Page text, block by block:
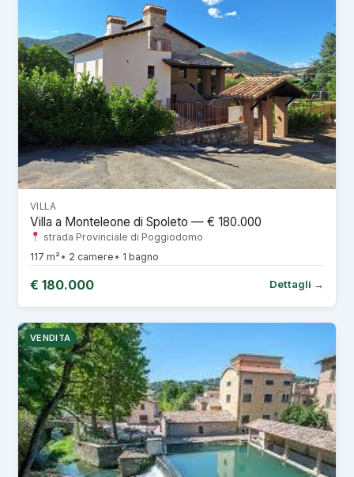
VILLA
Villa a Monteleone di Spoleto — € 180.000
strada Provinciale di Poggiodomo
117 m²
2 camere 1 bagno
€ 180.000 Dettagli →
VENDITA